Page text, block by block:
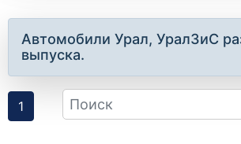
Автомобили Урал, УралЗиС
выпуска.
1